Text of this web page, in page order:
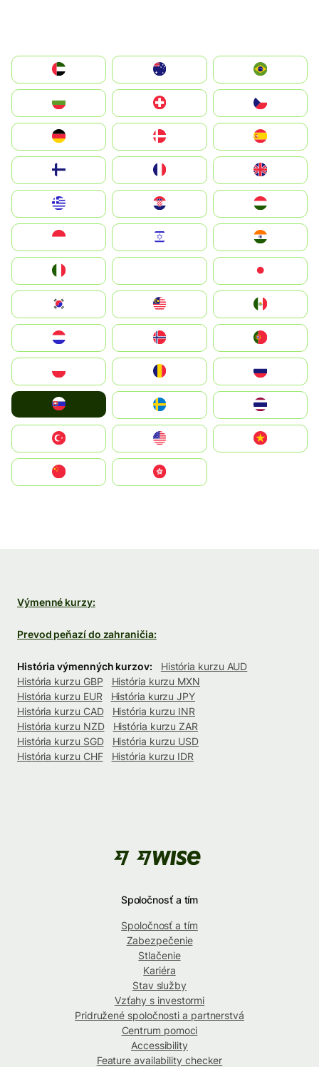
الإمارات العربية المتحدة
Switzerland
Deutschland
United Kingdom
Magyarország
South Korea
United States
中國香港特別行政區
Výmenné kurzy:
Prevod peňazí do zahraničia:
História výmenných kurzov:
História kurzu AUD
História kurzu GBP
História kurzu MXN
História kurzu EUR
História kurzu JPY
História kurzu CAD
História kurzu INR
História kurzu NZD
História kurzu ZAR
História kurzu SGD
História kurzu USD
História kurzu CHF
História kurzu IDR
Spoločnosť a tím
Spoločnosť a tím
Zabezpečenie
Stlačenie
Kariéra
Stav služby
Vzťahy s investormi
Pridružené spoločnosti a partnerstvá
Centrum pomoci
Accessibility
Feature availability checker